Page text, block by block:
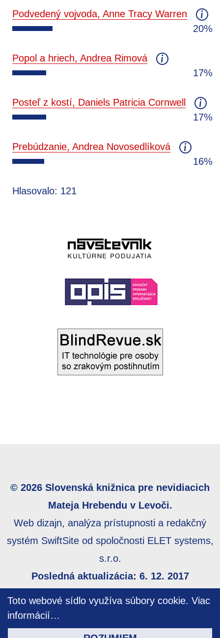
Toto webové sídlo využíva súbory cookie. Viac
informácií…
Podvedený vojvoda, Anne Tracy Warren
20%
Popol a hriech, Andrea Rimová
17%
Posteľ z kostí, Daniels Patricia Cornwell
17%
Prebúdzanie, Andrea Novosedlíková
16%
Hlasovalo: 121
© 2026 Slovenská knižnica pre nevidiacich
Mateja Hrebendu v Levoči.
Web dizajn, analýza prístupnosti a redakčný
systém SwiftSite od spoločnosti ELET systems,
s.r.o.
Posledná aktualizácia: 6. 12. 2017
prístupnosti